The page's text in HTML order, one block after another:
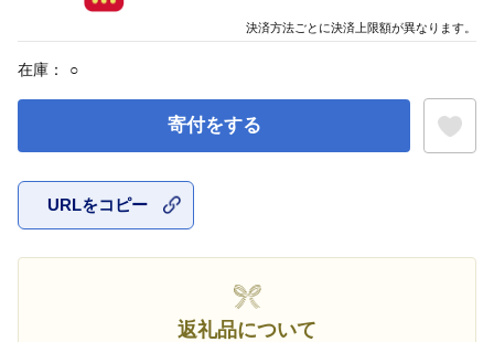
在庫： ○
寄付をする
URLをコピー
返礼品について
決済方法ごとに決済上限額が異なります。